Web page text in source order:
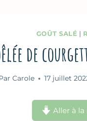
GOÛT SALÉ |
de
Carole 17 juillet
Aller à